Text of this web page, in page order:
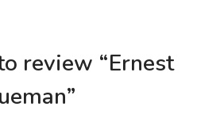
review “Ernest